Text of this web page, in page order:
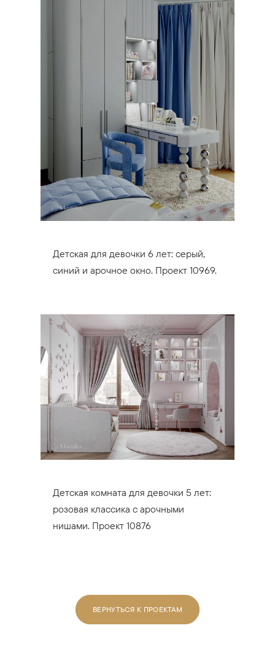
Детская для девочки 6 лет: серый,
синий и арочное окно. Проект 10969.
Детская комната для девочки 5 лет:
розовая классика с арочными
нишами. Проект 10876
ВЕРНУТЬСЯ К ПРОЕКТАМ